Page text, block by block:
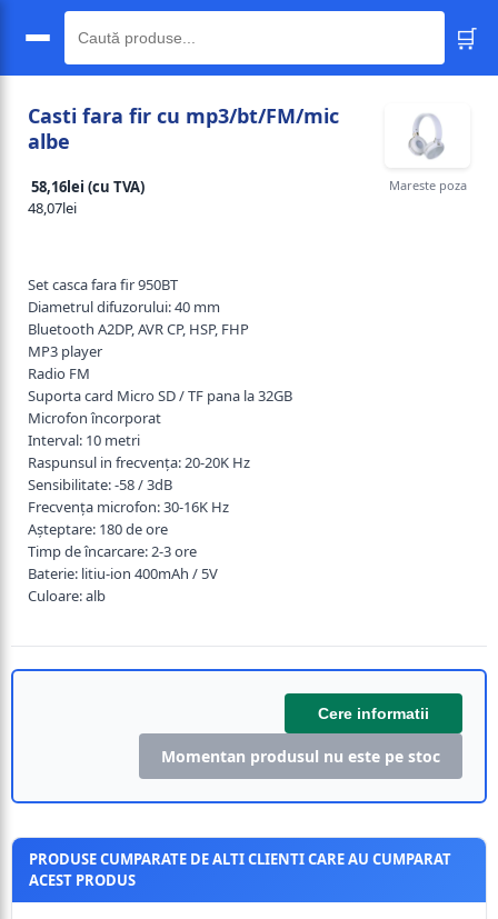
🛒
Casti fara fir cu mp3/bt/FM/mic
albe
58,16lei (cu TVA)
48,07lei
Mareste poza
Set casca fara fir 950BT
Diametrul difuzorului: 40 mm
Bluetooth A2DP, AVR CP, HSP, FHP
MP3 player
Radio FM
Suporta card Micro SD / TF pana la 32GB
Microfon încorporat
Interval: 10 metri
Raspunsul in frecvența: 20-20K Hz
Sensibilitate: -58 / 3dB
Frecvența microfon: 30-16K Hz
Așteptare: 180 de ore
Timp de încarcare: 2-3 ore
Baterie: litiu-ion 400mAh / 5V
Culoare: alb
Cere informatii
Momentan produsul nu este pe stoc
PRODUSE CUMPARATE DE ALTI CLIENTI CARE AU CUMPARAT
ACEST PRODUS